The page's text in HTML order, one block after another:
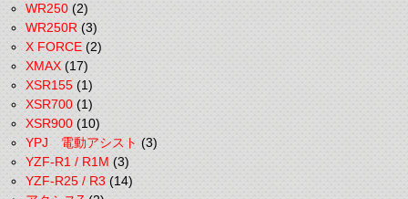
WR250(2)
WR250R(3)
X FORCE(2)
XMAX(17)
XSR155(1)
XSR700(1)
XSR900(10)
YPJ 電動アシスト(3)
YZF-R1 / R1M(3)
YZF-R25 / R3(14)